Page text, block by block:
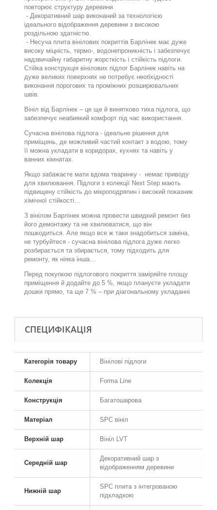
повторює структуру деревини.
- Декоративний шар виконаний за технологією
ідеального відображення деревини з високою
роздільною здатністю.
- Несуча плита вінілових покриттів Барлінек має дуже
високу міцність, термо-, водонепроникність і забезпечує
надзвичайну габаритну жорсткість і стійкість підлоги.
Стійка конструкція вінілових підлог Барлінек навіть на
дуже великих поверхнях не потребує необхідності
виконання порогових та проміжних розширювальних
швів.
Вініл від Барлінек – це ще й винятково тиха підлога, що
забезпечує неабиякий комфорт під час використання.
Сучасна вінілова підлога - ідеальне рішення для
приміщень, де можливий частий контакт з водою, тому
її можна укладати в коридорах, кухнях та навіть у
ванних кімнатах.
Якщо забажаєте мати вдома тваринку - немає приводу
для хвилювання. Підлоги з колекції Next Step мають
підвищену стійкість до мікроподряпин і високий показник
хімічної стійкості…
З вінілом Барлінек можна провести швидкий ремонт без
його демонтажу та не хвилюватися, що він
пошкодиться. Але якщо все ж таки знадобиться заміна,
не турбуйтеся - сучасна вінілова підлога дуже легко
розбирається та збирається, тому підходить для
ремонту, як ніяка інша…
Перед покупкою підлогового покриття заміряйте площу
приміщення й додайте до 5 %, якщо плануєте укладати
дошки прямо, та ще 7 % – при діагональному укладанні
СПЕЦИФІКАЦІЯ
Категорія товару Вінілові підлоги
Колекція Forma Line
Конструкція Багатошарова
Матеріал SPC вініл
Верхній шар Вініл LVT
Середній шар
Декоративний шар з
відображенням деревини
Нижній шар
SPC плита з інтегрованою
підкладкою